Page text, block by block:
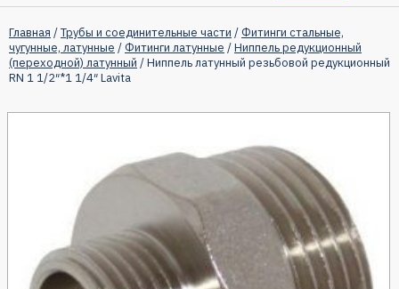
Главная /Трубы и соединительные части / Фитинги стальные,
чугунные, латунные / Фитинги латунные /Ниппель редукционный
(переходной) латунный / Ниппель латунный резьбовой редукционный
RN 1 1/2″*1 1/4″ Lavita